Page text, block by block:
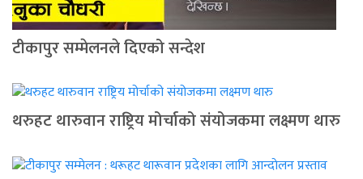
टीकापुर सम्मेलनले दिएको सन्देश
थरुहट थारुवान राष्ट्रिय मोर्चाको संयोजकमा लक्ष्मण थारु